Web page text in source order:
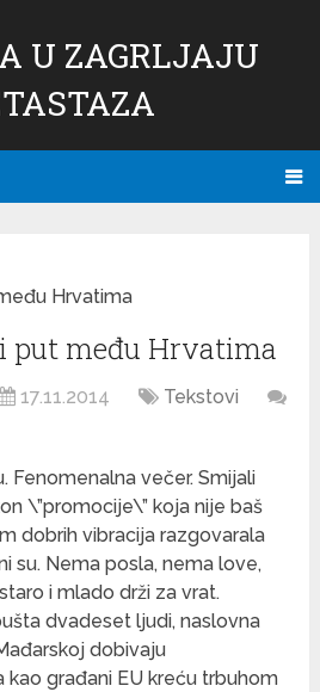
U ZAGRLJAJU
Hrvatima
put među Hrvatima
17.11.2014
Tekstovi
Fenomenalna večer. Smijali
\”promocije\” koja nije baš
dobrih vibracija razgovarala
su. Nema posla, nema love,
i mlado drži za vrat.
dvadeset ljudi, naslovna
dobivaju
kao građani EU kreću trbuhom